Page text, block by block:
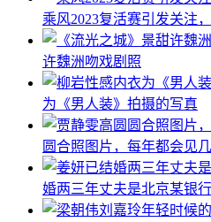
乘风2023复活赛引发关注
许魏洲吻戏剧照
为《男人装》拍摄的写真
圆合照图片，每年都会见
婚两三年丈夫是北京某银